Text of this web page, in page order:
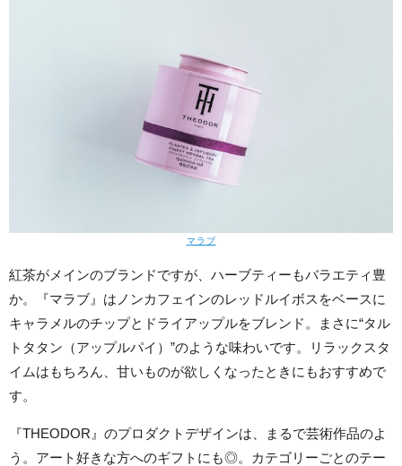
マラブ
紅茶がメインのブランドですが、ハーブティーもバラエティ豊
か。『マラブ』はノンカフェインのレッドルイボスをベースに
キャラメルのチップとドライアップルをブレンド。まさに“タル
トタタン（アップルパイ）”のような味わいです。リラックスタ
イムはもちろん、甘いものが欲しくなったときにもおすすめで
す。
『THEODOR』のプロダクトデザインは、まるで芸術作品のよ
う。アート好きな方へのギフトにも◎。カテゴリーごとのテー